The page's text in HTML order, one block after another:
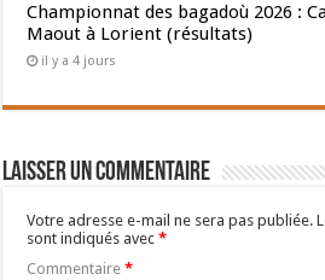
Championnat des bagadoù 2026 :
Maout à Lorient (résultats)
il y a 4 jours
Laisser un commentaire
Votre adresse e-mail ne sera pas publiée.
sont indiqués avec*
Commentaire*